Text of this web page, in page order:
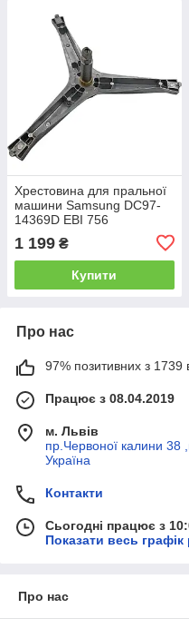
Хрестовина для пральної
машини Samsung DC97-
14369D EBI 756
1 199 ₴
Купити
Про нас
97% позитивних з 1739
Працює з 08.04.2019
м. Львів
пр.Червоної калини 38
Україна
Контакти
Сьогодні працює з
Показати весь графік
Про нас